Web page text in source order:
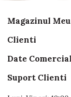
Magazinul Meu
Clienti
Date
Suport Clienti